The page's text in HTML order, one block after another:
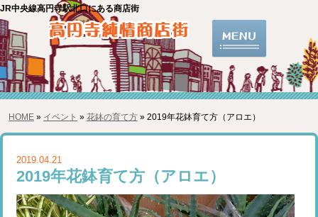
JR中央線高円寺駅北口にある商店街
HOME » イベント » 花鉢の育て方» 2019年花鉢育て方（アロエ）
2019.04.21
2019年花鉢育て方（アロエ）